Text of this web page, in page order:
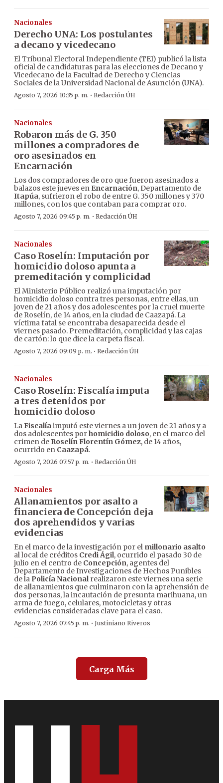
Nacionales
Derecho UNA: Los postulantes
a decano y vicedecano
El Tribunal Electoral Independiente (TEI) publicó la lista
oficial de candidaturas para las elecciones de Decano y
Vicedecano de la Facultad de Derecho y Ciencias
Sociales de la Universidad Nacional de Asunción (UNA).
Agosto 7, 2026 10:35 p. m. · Redacción ÚH
Nacionales
Robaron más de G. 350
millones a compradores de
oro asesinados en
Encarnación
Los dos compradores de oro que fueron asesinados a
balazos este jueves en Encarnación, Departamento de
Itapúa, sufrieron el robo de entre G. 350 millones y 370
millones, con los que contaban para comprar oro.
Agosto 7, 2026 09:45 p. m. · Redacción ÚH
Nacionales
Caso Roselín: Imputación por
homicidio doloso apunta a
premeditación y complicidad
El Ministerio Público realizó una imputación por
homicidio doloso contra tres personas, entre ellas, un
joven de 21 años y dos adolescentes por la cruel muerte
de Roselín, de 14 años, en la ciudad de Caazapá. La
víctima fatal se encontraba desaparecida desde el
viernes pasado. Premeditación, complicidad y las cajas
de cartón: lo que dice la carpeta fiscal.
Agosto 7, 2026 09:09 p. m. · Redacción ÚH
Nacionales
Caso Roselín: Fiscalía imputa
a tres detenidos por
homicidio doloso
LaFiscalíaimputó este viernes a un joven de 21 años y a
dos adolescentes porhomicidio doloso, en el marco del
crimen de Roselín Florentín Gómez, de 14 años,
ocurrido en Caazapá.
Agosto 7, 2026 07:57 p. m. · Redacción ÚH
Nacionales
Allanamientos por asalto a
financiera de Concepción deja
dos aprehendidos y varias
evidencias
En el marco de la investigación por el millonario asalto
al local de créditos Credi Ágil, ocurrido el pasado 30 de
julio en el centro de Concepción, agentes del
Departamento de Investigaciones de Hechos Punibles
de la Policía Nacionalrealizaron este viernes una serie
de allanamientos que culminaron con la aprehensión de
dos personas, la incautación de presunta marihuana, un
arma de fuego, celulares, motocicletas y otras
evidencias consideradas clave para el caso.
Agosto 7, 2026 07:45 p. m. · Justiniano Riveros
Carga Más